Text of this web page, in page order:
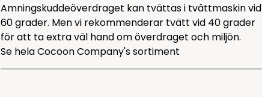
Amningskuddeöverdraget kan tvättas i tvättmaskin vid
60 grader. Men vi rekommenderar tvätt vid 40 grader
för att ta extra väl hand om överdraget och miljön.
Se helaCocoon Company's sortiment